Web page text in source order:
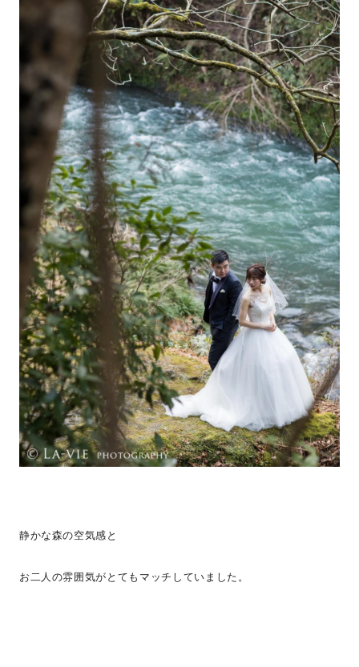
静かな森の空気感と
お二人の雰囲気がとてもマッチしていました。